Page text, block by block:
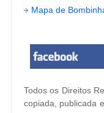
Mapa de
Todos os Direitos
copiada, publicada